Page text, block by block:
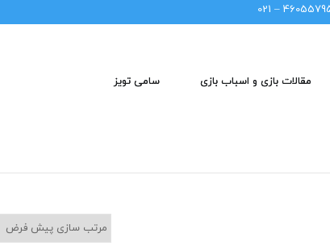
46055795 –
مقالات بازی و اسباب بازی سامی تویز